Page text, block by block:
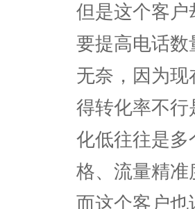
但是这个客
要提高电话
无奈，因为
得转化率不
化低往往是
格、流量精
而这个客户